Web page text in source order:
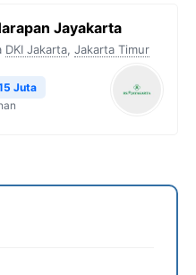
Jayakarta
DKI Jakarta, Jakarta Timur
Juta